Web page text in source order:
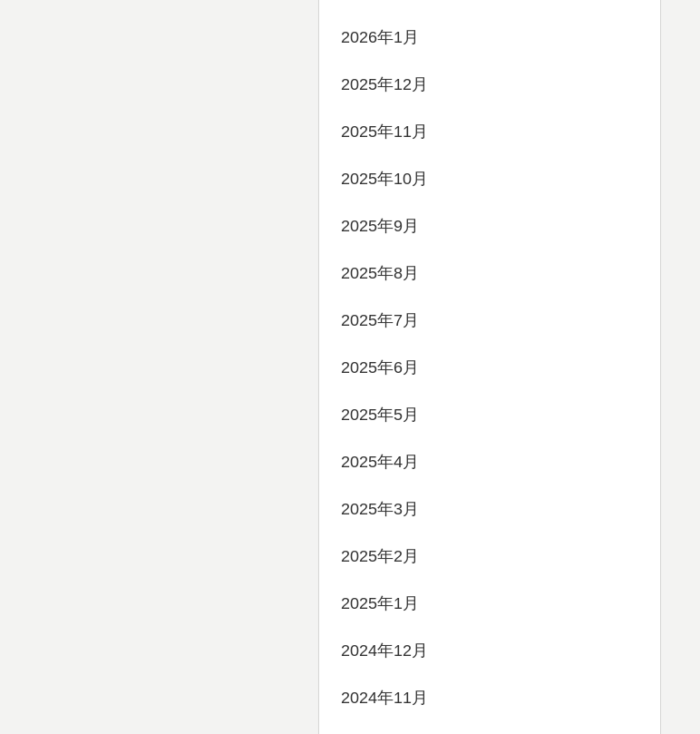
2026年1月
2025年12月
2025年11月
2025年10月
2025年9月
2025年8月
2025年7月
2025年6月
2025年5月
2025年4月
2025年3月
2025年2月
2025年1月
2024年12月
2024年11月